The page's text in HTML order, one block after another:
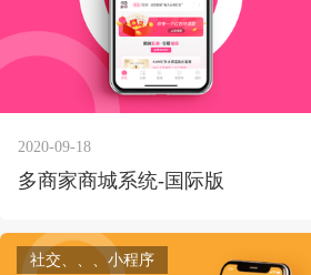
2020-09-18
多商家商城系统-国际版
社交、、、小程序